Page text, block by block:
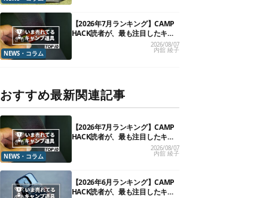
NEWS・コラム
【2026年7月ランキング】CAMP
HACK読者が、最も注目したキャ
2026/08/07
内舘 綾子
おすすめ最新関連記事
NEWS・コラム
【2026年7月ランキング】CAMP
HACK読者が、最も注目したキャ
2026/08/07
内舘 綾子
【2026年6月ランキング】CAMP
HACK読者が、最も注目したキャ